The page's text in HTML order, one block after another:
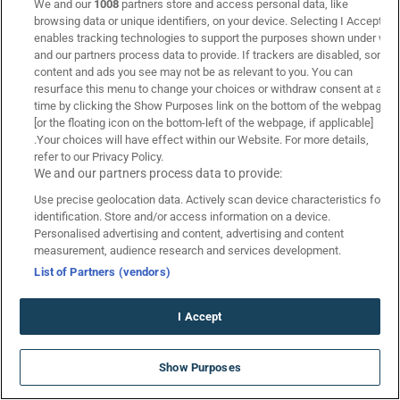
Κάνε εγγραφή για να λαμβάνεις
αναλύσεις/προγνωστικά αγώνων
στοιχήματος!
Είμαι άνω των 21 ετών | Συμφωνώ με τους Όρους &
Προϋποθέσεις*
ΝΕΑ GIGA ΠΡΟΣΦΟΡΑ* ΓΝΩΡΙΜΙΑΣ
στην Bwin!
We and our 1008 partners store and access personal data, like
browsing data or unique identifiers, on your device. Selecting I Accept
enables tracking technologies to support the purposes shown under we
and our partners process data to provide. If trackers are disabled, some
content and ads you see may not be as relevant to you. You can
resurface this menu to change your choices or withdraw consent at any
time by clicking the Show Purposes link on the bottom of the webpage
[or the floating icon on the bottom-left of the webpage, if applicable]
.Your choices will have effect within our Website. For more details,
refer to our Privacy Policy.
We and our partners process data to provide:
Use precise geolocation data. Actively scan device characteristics for
identification. Store and/or access information on a device.
Personalised advertising and content, advertising and content
measurement, audience research and services development.
List of Partners (vendors)
I Accept
Show Purposes